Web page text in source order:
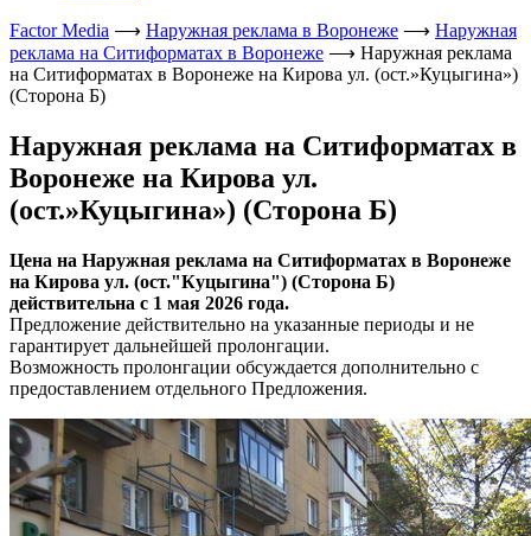
Factor Media ⟶ Наружная реклама в Воронеже ⟶ Наружная
реклама на Ситиформатах в Воронеже ⟶ Наружная реклама
на Ситиформатах в Воронеже на Кирова ул. (ост.»Куцыгина»)
(Сторона Б)
Наружная реклама на Ситиформатах в
Воронеже на Кирова ул.
(ост.»Куцыгина») (Сторона Б)
Цена на Наружная реклама на Ситиформатах в Воронеже
на Кирова ул. (ост."Куцыгина") (Сторона Б)
действительна с 1 мая 2026 года.
Предложение действительно на указанные периоды и не
гарантирует дальнейшей пролонгации.
Возможность пролонгации обсуждается дополнительно с
предоставлением отдельного Предложения.